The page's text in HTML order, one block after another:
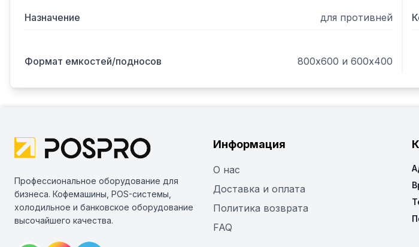
Назначение для противней
Формат емкостей/подносов 800х600 и 600х400
Профессиональное оборудование для
бизнеса. Кофемашины, POS-системы,
холодильное и банковское оборудование
высочайшего качества.
Информация
О нас
Доставка и оплата
Политика возврата
FAQ